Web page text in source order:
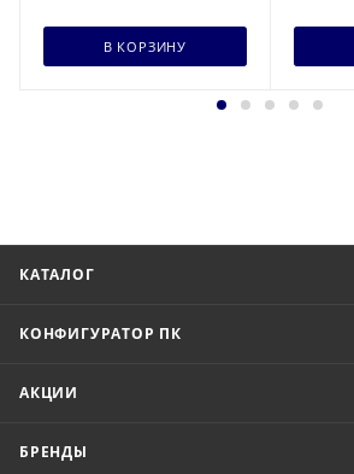
В КОРЗИНУ
КАТАЛОГ
КОНФИГУРАТОР ПК
АКЦИИ
БРЕНДЫ